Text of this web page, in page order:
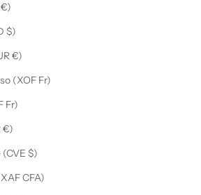
Brasil (EUR €)
Brunei (BND $)
Bulgária (EUR €)
Burquina Faso (XOF Fr)
Burundi (BIF Fr)
Butão (EUR €)
Cabo Verde (CVE $)
Camarões (XAF CFA)